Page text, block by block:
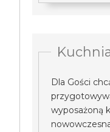
Dla Gości
wyposażoną